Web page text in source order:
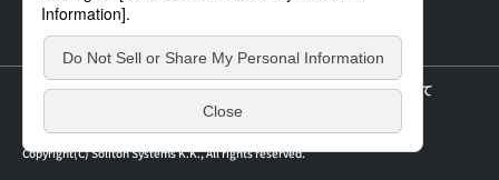
ニュース
個人情報の取り扱いについて
サイトのご利用について
Copyright(C) Soliton Systems K.K., All rights reserved.